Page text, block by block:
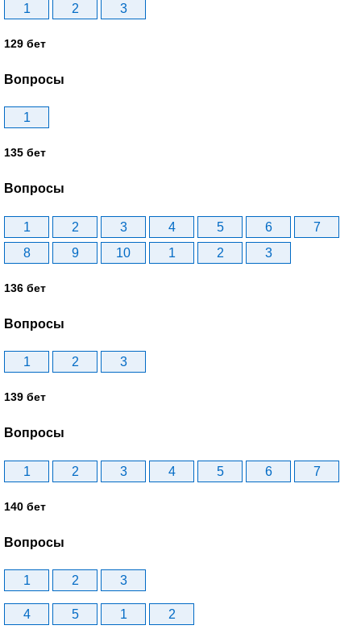
1
2 3
129 бет
Вопросы
1
135 бет
Вопросы
1 2 3 4 5 6
7
8
9 10 1 2 3
136 бет
Вопросы
1 2 3
139 бет
Вопросы
1 2 3 4 5 6 7
140 бет
Вопросы
1 2 3
4 5 1 2